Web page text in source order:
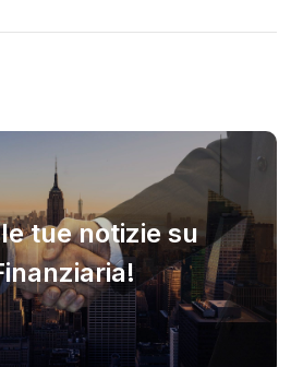
tue notizie su